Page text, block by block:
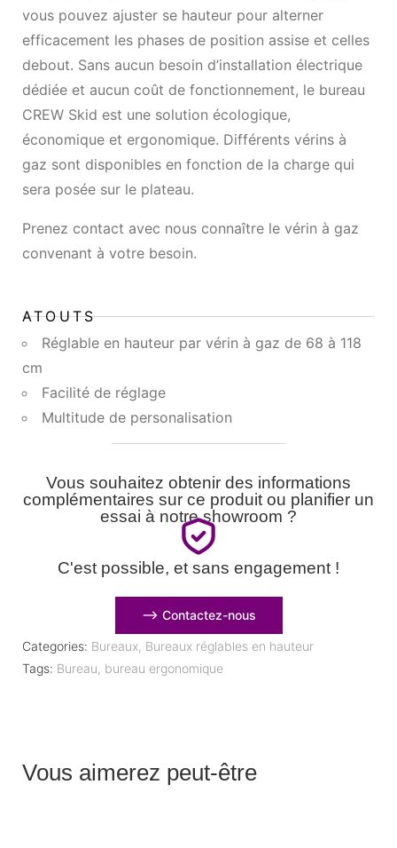
vous pouvez ajuster se hauteur pour alterner
efficacement les phases de position assise et celles
debout. Sans aucun besoin d’installation électrique
dédiée et aucun coût de fonctionnement, le bureau
CREW Skid est une solution écologique,
économique et ergonomique. Différents vérins à
gaz sont disponibles en fonction de la charge qui
sera posée sur le plateau.
Prenez contact avec nous connaître le vérin à gaz
convenant à votre besoin.
ATOUTS
Réglable en hauteur par vérin à gaz de 68 à 118
cm
Facilité de réglage
Multitude de personalisation
Vous souhaitez obtenir des informations
complémentaires sur ce produit ou planifier un
essai à notre showroom ?
C'est possible, et sans engagement !
⟶ Contactez-nous
Categories: Bureaux, Bureaux réglables en hauteur
Tags: Bureau, bureau ergonomique
Vous aimerez peut-être